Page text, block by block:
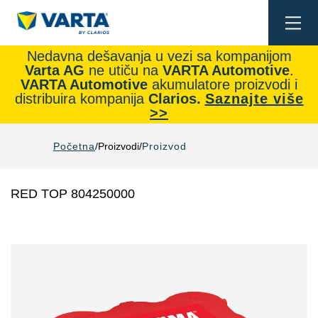
Nedavna dešavanja u vezi sa kompanijom
Varta AG ne utiču na VARTA Automotive.
VARTA Automotive akumulatore proizvodi i
distribuira kompanija Clarios. Saznajte više
>>
Početna Proizvodi Proizvod
RED TOP 804250000